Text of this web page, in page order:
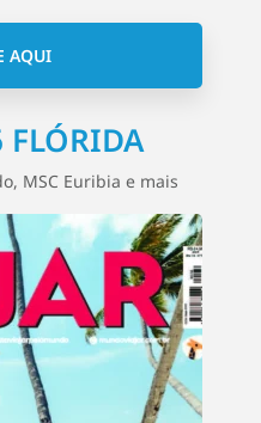
AQUI
MSC Euribia e mais